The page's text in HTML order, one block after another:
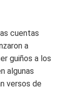
cuentas
a
guiños a los
algunas
versos de